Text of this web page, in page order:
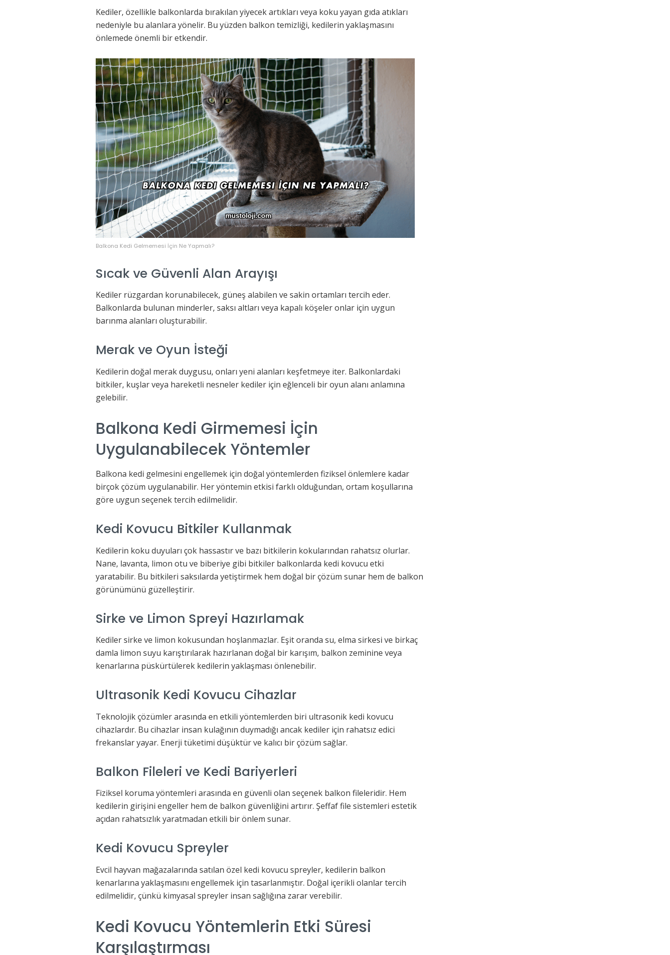
Kediler, özellikle balkonlarda bırakılan yiyecek artıkları veya koku yayan gıda atıkları
nedeniyle bu alanlara yönelir. Bu yüzden balkon temizliği, kedilerin yaklaşmasını
önlemede önemli bir etkendir.
Balkona Kedi Gelmemesi İçin Ne Yapmalı?
Sıcak ve Güvenli Alan Arayışı
Kediler rüzgardan korunabilecek, güneş alabilen ve sakin ortamları tercih eder.
Balkonlarda bulunan minderler, saksı altları veya kapalı köşeler onlar için uygun
barınma alanları oluşturabilir.
Merak ve Oyun İsteği
Kedilerin doğal merak duygusu, onları yeni alanları keşfetmeye iter. Balkonlardaki
bitkiler, kuşlar veya hareketli nesneler kediler için eğlenceli bir oyun alanı anlamına
gelebilir.
Balkona Kedi Girmemesi İçin
Uygulanabilecek Yöntemler
Balkona kedi gelmesini engellemek için doğal yöntemlerden fiziksel önlemlere kadar
birçok çözüm uygulanabilir. Her yöntemin etkisi farklı olduğundan, ortam koşullarına
göre uygun seçenek tercih edilmelidir.
Kedi Kovucu Bitkiler Kullanmak
Kedilerin koku duyuları çok hassastır ve bazı bitkilerin kokularından rahatsız olurlar.
Nane, lavanta, limon otu ve biberiye gibi bitkiler balkonlarda kedi kovucu etki
yaratabilir. Bu bitkileri saksılarda yetiştirmek hem doğal bir çözüm sunar hem de balkon
görünümünü güzelleştirir.
Sirke ve Limon Spreyi Hazırlamak
Kediler sirke ve limon kokusundan hoşlanmazlar. Eşit oranda su, elma sirkesi ve birkaç
damla limon suyu karıştırılarak hazırlanan doğal bir karışım, balkon zeminine veya
kenarlarına püskürtülerek kedilerin yaklaşması önlenebilir.
Ultrasonik Kedi Kovucu Cihazlar
Teknolojik çözümler arasında en etkili yöntemlerden biri ultrasonik kedi kovucu
cihazlardır. Bu cihazlar insan kulağının duymadığı ancak kediler için rahatsız edici
frekanslar yayar. Enerji tüketimi düşüktür ve kalıcı bir çözüm sağlar.
Balkon Fileleri ve Kedi Bariyerleri
Fiziksel koruma yöntemleri arasında en güvenli olan seçenek balkon fileleridir. Hem
kedilerin girişini engeller hem de balkon güvenliğini artırır. Şeffaf file sistemleri estetik
açıdan rahatsızlık yaratmadan etkili bir önlem sunar.
Kedi Kovucu Spreyler
Evcil hayvan mağazalarında satılan özel kedi kovucu spreyler, kedilerin balkon
kenarlarına yaklaşmasını engellemek için tasarlanmıştır. Doğal içerikli olanlar tercih
edilmelidir, çünkü kimyasal spreyler insan sağlığına zarar verebilir.
Kedi Kovucu Yöntemlerin Etki Süresi
Karşılaştırması